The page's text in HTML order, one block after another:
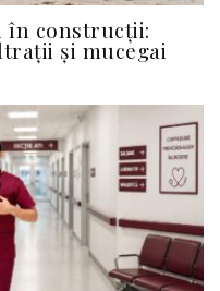
în construcții:
și mucegai